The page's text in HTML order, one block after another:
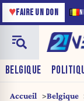
♥FAIRE UN DON
BELGIQUE
Accueil Belgique